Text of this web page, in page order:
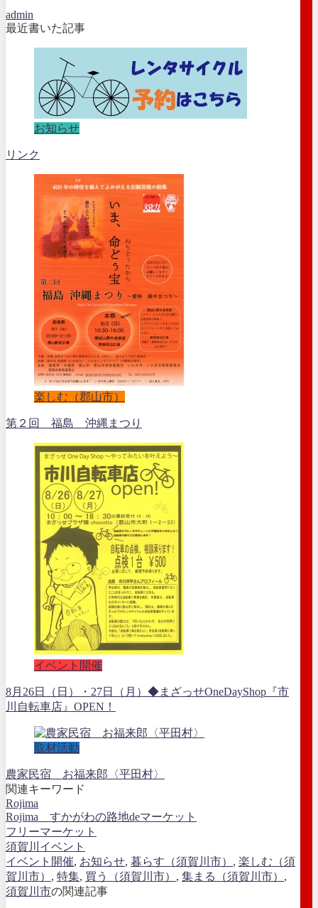
admin
最近書いた記事
お知らせ
リンク
楽しむ（郡山市）
第２回 福島 沖縄まつり
イベント開催
8月26日（日）・27日（月）◆まざっせOneDayShop『市
川自転車店』OPEN！
取材活動
農家民宿 お福来郎〈平田村〉
関連キーワード
Rojima
Rojima すかがわの路地deマーケット
フリーマーケット
須賀川イベント
イベント開催, お知らせ, 暮らす（須賀川市） , 楽しむ（須
賀川市） , 特集, 買う（須賀川市） , 集まる（須賀川市） ,
須賀川市の関連記事